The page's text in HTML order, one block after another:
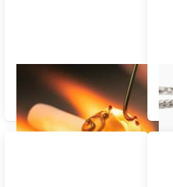
Trollbeads Glas-Beads